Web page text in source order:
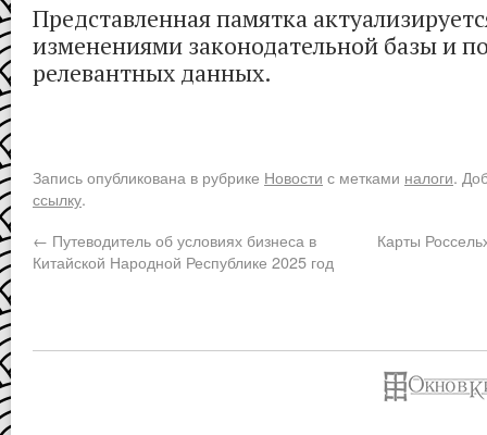
Представленная памятка
изменениями законодательной базы и
релевантных данных.
Запись опубликована в рубрике Новости с метками налоги.
ссылку.
← Путеводитель об условиях бизнеса в
Китайской Народной Республике 2025 год
Карты